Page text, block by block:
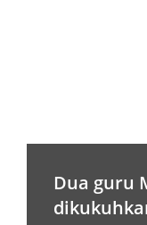
Dua guru